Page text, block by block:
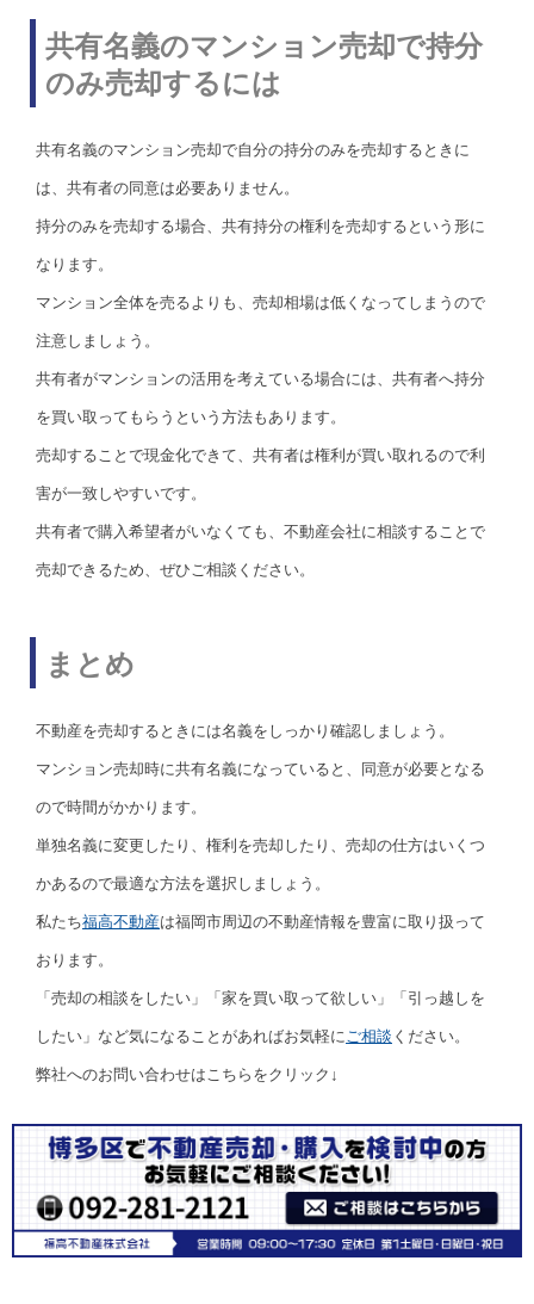
共有名義のマンション売却で持分
のみ売却するには
共有名義のマンション売却で自分の持分のみを売却するときに
は、共有者の同意は必要ありません。
持分のみを売却する場合、共有持分の権利を売却するという形に
なります。
マンション全体を売るよりも、売却相場は低くなってしまうので
注意しましょう。
共有者がマンションの活用を考えている場合には、共有者へ持分
を買い取ってもらうという方法もあります。
売却することで現金化できて、共有者は権利が買い取れるので利
害が一致しやすいです。
共有者で購入希望者がいなくても、不動産会社に相談することで
売却できるため、ぜひご相談ください。
まとめ
不動産を売却するときには名義をしっかり確認しましょう。
マンション売却時に共有名義になっていると、同意が必要となる
ので時間がかかります。
単独名義に変更したり、権利を売却したり、売却の仕方はいくつ
かあるので最適な方法を選択しましょう。
私たち福高不動産は福岡市周辺の不動産情報を豊富に取り扱って
おります。
「売却の相談をしたい」「家を買い取って欲しい」「引っ越しを
したい」など気になることがあればお気軽にご相談 ください。
弊社へのお問い合わせはこちらをクリック↓